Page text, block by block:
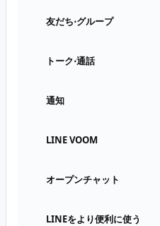
友だち⋅グループ
トーク⋅通話
通知
LINE VOOM
オープンチャット
LINEをより便利に使う